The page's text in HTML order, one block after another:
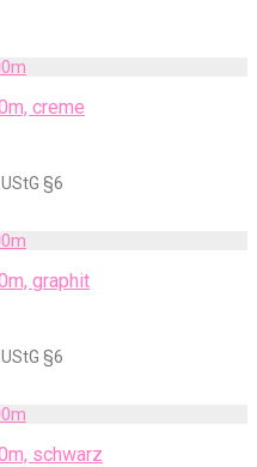
creme
§6
graphit
§6
schwarz